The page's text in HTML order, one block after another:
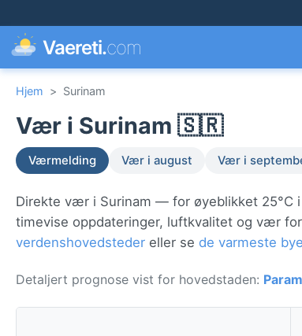
Vaereti.com
Hjem > Surinam
Vær i Surinam 🇸🇷
Værmelding Vær i august Vær i
Direkte vær i Surinam — for øyeblikket 25°C
timevise oppdateringer, luftkvalitet og vær
verdenshovedsteder eller se de varmeste
Detaljert prognose vist for hovedstaden: